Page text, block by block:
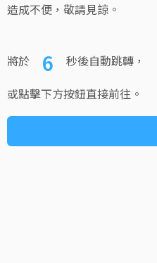
造成不便，敬請見諒。
將於 6
秒後自動跳轉，
或點擊下方按鈕直接前往。